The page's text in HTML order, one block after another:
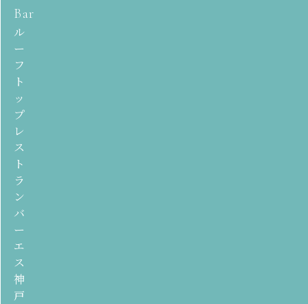
Bar
ル
ー
フ
ト
ッ
プ
レ
ス
ト
ラ
ン
バ
ー
エ
ス
神
戸